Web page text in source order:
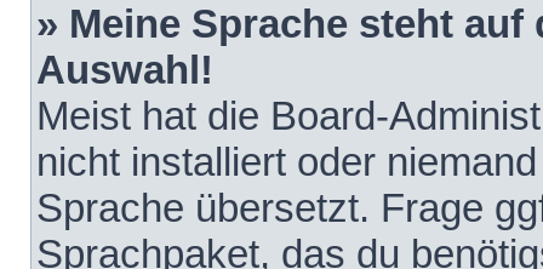
» Meine Sprache steht
Auswahl!
Meist hat die Board-
nicht installiert oder
Sprache übersetzt. Frage
Sprachpaket, das du